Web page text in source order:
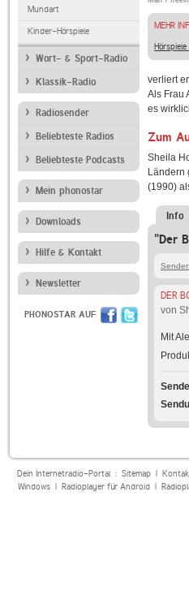
Mundart
Kinder-Hörspiele
Wort- & Sport-Radio
Klassik-Radio
Radiosender
Beliebteste Radios
Beliebteste Podcasts
Mein phonostar
Downloads
Hilfe & Kontakt
Newsletter
PHONOSTAR AUF
MEHR
Hörspiele
verliert
Als Frau
es
Zum
Sheila
Ländern
(1990)
Info
"Der
DER
von
Mit
Dein Internetradio-Portal : Sitemap|
Windows| Radioplayer für Android|